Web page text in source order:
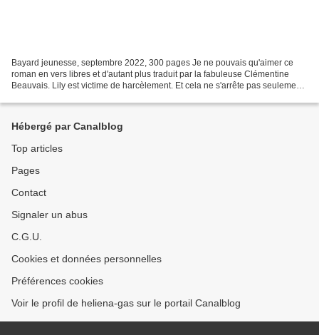
Bayard jeunesse, septembre 2022, 300 pages Je ne pouvais qu'aimer ce
roman en vers libres et d'autant plus traduit par la fabuleuse Clémentine
Beauvais. Lily est victime de harcèlement. Et cela ne s'arrête pas seulement
Hébergé par Canalblog
Top articles
Pages
Contact
Signaler un abus
C.G.U.
Cookies et données personnelles
Préférences cookies
Voir le profil de heliena-gas sur le portail Canalblog